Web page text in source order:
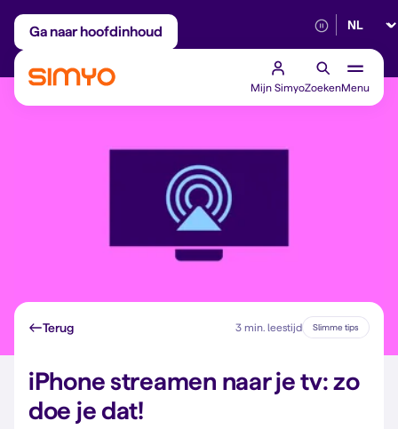
Ga naar hoofdinhoud
Maandelijks aanpasbaar Betrouwbaar
Mijn SimyoZoekenMenu
Terug 3 min. leestijd Slimme tips
iPhone streamen naar je tv: zo
doe je dat!